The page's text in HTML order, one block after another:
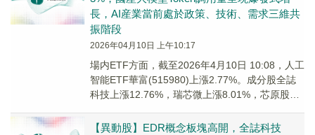
長，AI産業當前處於政策、技術、需求三維共
振階段
2026年04月10日 上午10:17
場内ETF方面，截至2026年4月10日 10:08，人工
智能ETF華富(515980)上漲2.77%。成分股全誌
科技上漲12.76%，瑞芯微上漲8.01%，芯原股份
【異動股】EDR概念板塊高開，全誌科技